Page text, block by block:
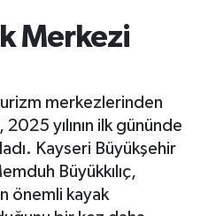
Merkezi
merkezlerinden
yılının ilk gününde
Kayseri Büyükşehir
Büyükkılıç,
önemli kayak
ve Fikstür